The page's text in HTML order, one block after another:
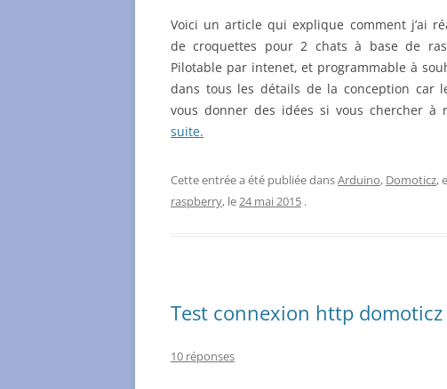
Voici un article qui explique comment j’ai
de croquettes pour 2 chats à base de
Pilotable par intenet, et programmable à
dans tous les détails de la conception car
vous donner des idées si vous chercher à
suite.
Cette entrée a été publiée dansArduino, Domoticz,
raspberry, le24 mai 2015 .
Test connexion http domoticz
10 réponses